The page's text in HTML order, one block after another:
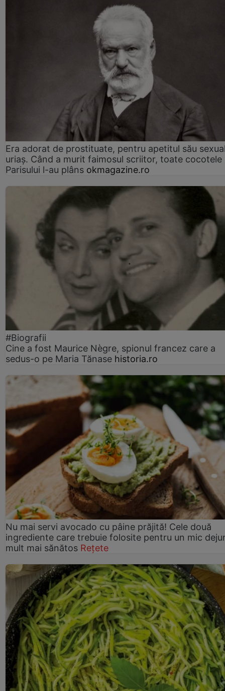
Era adorat de prostituate, pentru apetitul său
uriaș. Când a murit faimosul scriitor, toate cocotele
Parisului l-au plâns okmagazine.ro
#Biografii
Cine a fost Maurice Nègre, spionul francez care a
sedus-o pe Maria Tănase historia.ro
Nu mai servi avocado cu pâine prăjită! Cele două
ingrediente care trebuie folosite pentru un mic
mult mai sănătos Rețete